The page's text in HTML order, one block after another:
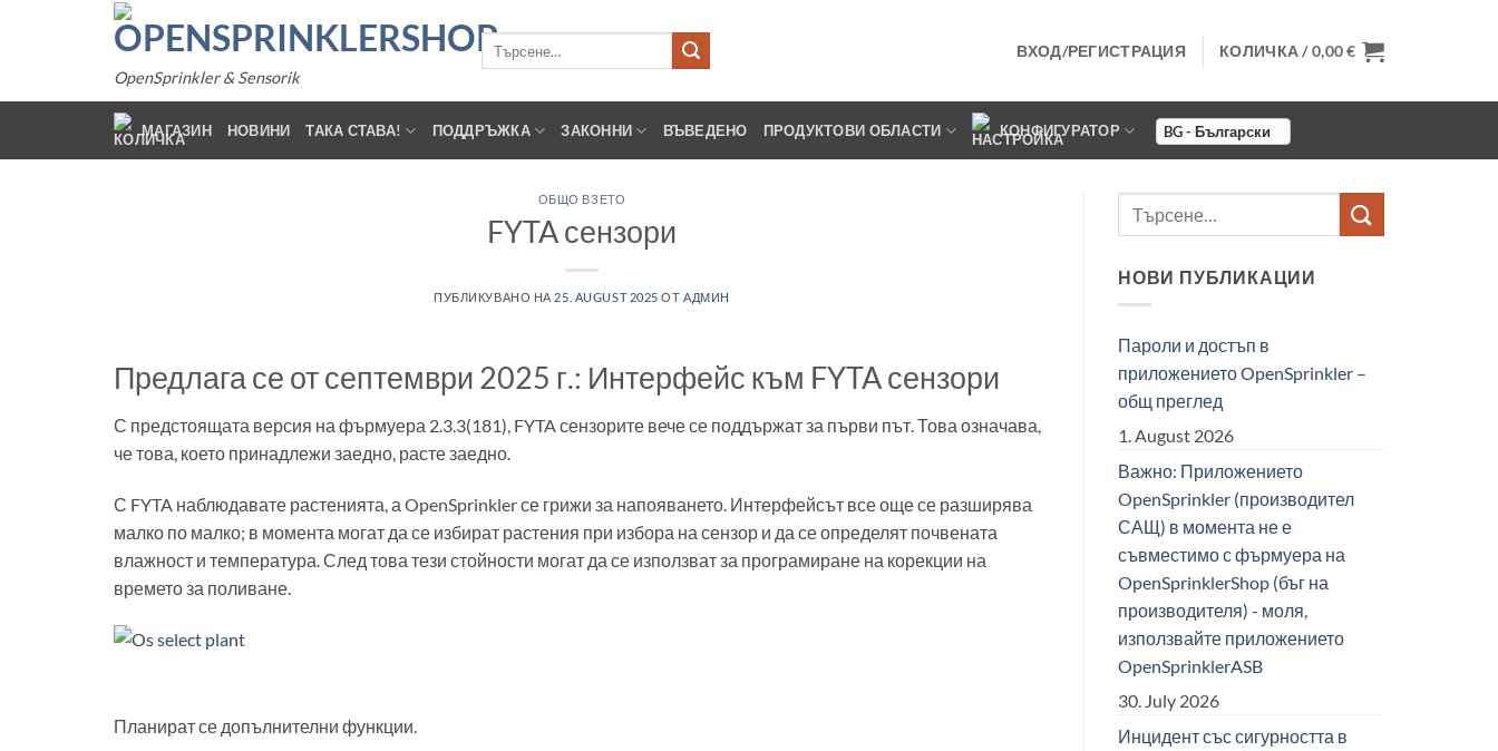
съдържаниетоOpenSprinkler & Sensorik
ВХОД/РЕГИСТРАЦИЯ КОЛИЧКА /0,00€
МАГАЗИН НОВИНИ ТАКА СТАВА! ПОДДРЪЖКА ЗАКОННИ ВЪВЕДЕНО ПРОДУКТОВИ ОБЛАСТИ КОНФИГУРАТОР
ОБЩО ВЗЕТО
FYTA сензори
ПУБЛИКУВАНО НА 25. AUGUST 2025 ОТ АДМИН
Предлага се от септември 2025 г.: Интерфейс към FYTA сензори
С предстоящата версия на фърмуера 2.3.3(181), FYTA сензорите вече се поддържат за първи път. Това означава,
че това, което принадлежи заедно, расте заедно.
С FYTA наблюдавате растенията, а OpenSprinkler се грижи за напояването. Интерфейсът все още се разширява
малко по малко; в момента могат да се избират растения при избора на сензор и да се определят почвената
влажност и температура. След това тези стойности могат да се използват за програмиране на корекции на
времето за поливане.
Планират се допълнителни функции.
НОВИ ПУБЛИКАЦИИ
Пароли и достъп в
приложението OpenSprinkler –
общ преглед
1. August 2026
Важно: Приложението
OpenSprinkler (производител
САЩ) в момента не е
съвместимо с фърмуера на
OpenSprinklerShop (бъг на
производителя) - моля,
използвайте приложението
OpenSprinklerASB
30. July 2026
Инцидент със сигурността в